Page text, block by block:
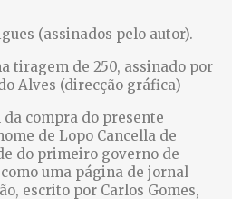
(assinados pelo autor).
tiragem de 250, assinado por
Alves (direcção gráfica)
compra do presente
de Lopo Cancella de
do primeiro governo de
uma página de jornal
escrito por Carlos Gomes,